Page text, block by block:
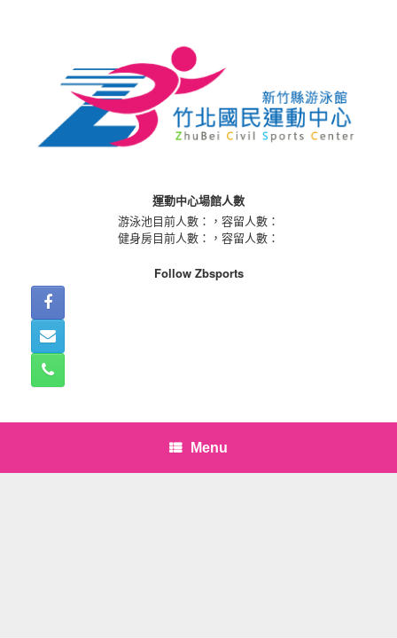
運動中心場館人數
游泳池目前人數：
，容留人數：
健身房目前人數：
，容留人數：
Follow Zbsports
Menu